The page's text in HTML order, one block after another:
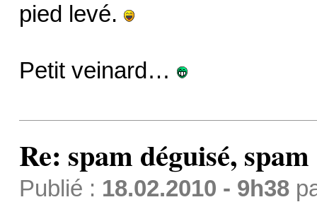
pied levé.
Petit veinard…
Re: spam déguisé,
Publié : 18.02.2010 - 9h38